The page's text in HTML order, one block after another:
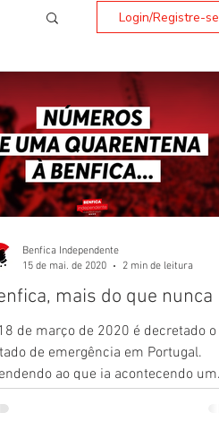
Login/Registre-se
mais do que nunca
de março de 2020 é decretado o
de emergência em Portugal.
ao que ia acontecendo um
Benfica Independente
15 de mai. de 2020
2 min de leitura